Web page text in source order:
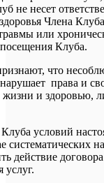
не несет
Члена
или
Клуба.
что
права и
жизни и здоровью,
условий
систематических
действие
услуг.